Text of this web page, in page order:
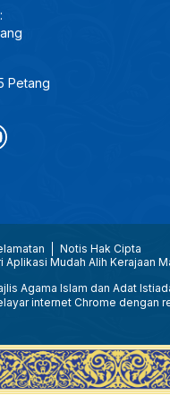
Petang
Notis Hak Cipta
Aplikasi Mudah Alih Kerajaan
Agama Islam dan Adat
internet Chrome dengan